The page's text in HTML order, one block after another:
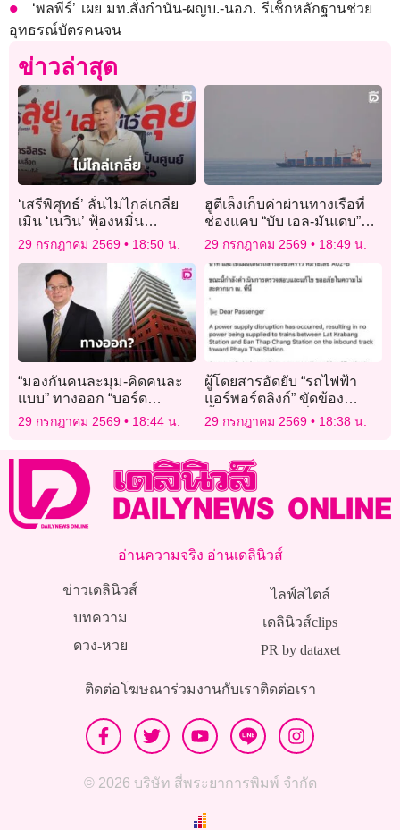
‘พลพีร์’ เผย มท.สั่งกำนัน-ผญบ.-นอภ. รีเช็กหลักฐานช่วย
อุทธรณ์บัตรคนจน
ข่าวล่าสุด
‘เสรีพิศุทธ์’ ลั่นไม่ไกล่เกลี่ย
เมิน ‘เนวิน’ ฟ้องหมิ่น
ประมาทปมที่ดินเขากระโดง
29 กรกฎาคม 2569 18:50 น.
ฮูตีเล็งเก็บค่าผ่านทางเรือที่
ช่องแคบ “บับ เอล-มันเดบ”
หวังกดดันสหรัฐ
29 กรกฎาคม 2569 18:49 น.
“มองกันคนละมุม-คิดคนละ
แบบ” ทางออก “บอร์ด
กสทช.”ไปต่อยังไง?
29 กรกฎาคม 2569 18:44 น.
ผู้โดยสารอัดยับ “รถไฟฟ้า
แอร์พอร์ตลิงก์” ขัดข้อง
ซ้ำซาก ทำตกเครื่อง
29 กรกฎาคม 2569 18:38 น.
อ่านความจริง อ่านเดลินิวส์
ข่าวเดลินิวส์
บทความ
ดวง-หวย
ไลฟ์สไตล์
เดลินิวส์clips
PR by dataxet
ติดต่อโฆษณาร่วมงานกับเราติดต่อเรา
© 2026 บริษัท สี่พระยาการพิมพ์ จำกัด